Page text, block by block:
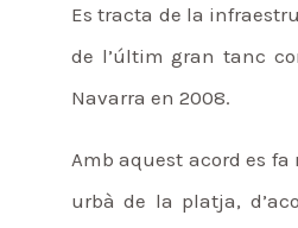
Es tracta de la
de l’últim gran tanc
Navarra en 2008.
Amb aquest acord es
urbà de la platja,